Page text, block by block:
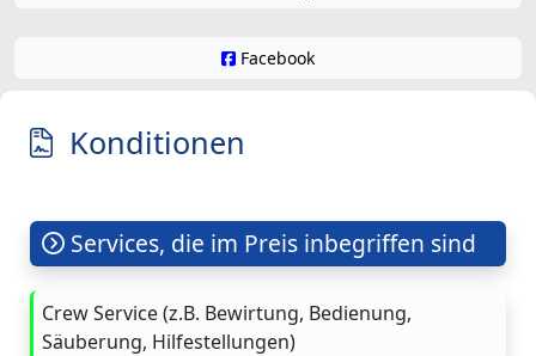
Facebook
Konditionen
Services, die im Preis inbegriffen sind
Crew Service (z.B. Bewirtung, Bedienung,
Säuberung, Hilfestellungen)